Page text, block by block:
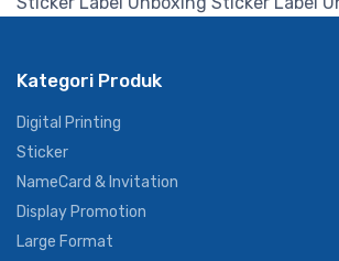
Kategori Produk
Digital Printing
Sticker
NameCard & Invitation
Display Promotion
Large Format